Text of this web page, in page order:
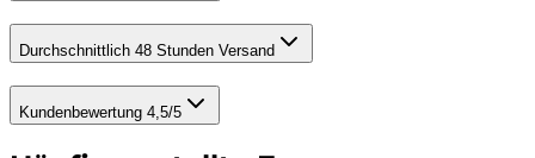
Durchschnittlich 48 Stunden Versand
Kundenbewertung 4,5/5